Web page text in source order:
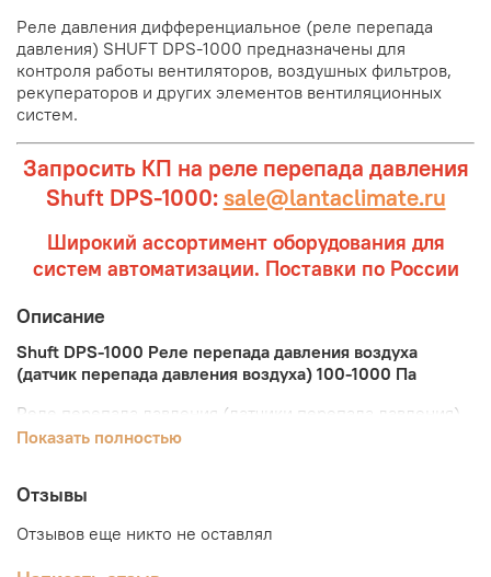
Реле давления дифференциальное (реле перепада
давления) SHUFT DPS-1000 предназначены для
контроля работы вентиляторов, воздушных фильтров,
рекуператоров и других элементов вентиляционных
систем.
Запросить КП на реле перепада давления
Shuft DPS-1000: sale@lantaclimate.ru
Широкий ассортимент оборудования для
систем автоматизации. Поставки по России
Описание
Shuft DPS-1000 Реле перепада давления воздуха
(датчик перепада давления воздуха) 100-1000 Па
Реле перепада давления (датчики перепада давления)
Shuft DPS-1000 — это простые и надёжные устройства,
других элементов вентиляционных систем.
Принцип работы реле перепада давления DPS основан
Показать полностью
Отзывы
Отзывов еще никто не оставлял